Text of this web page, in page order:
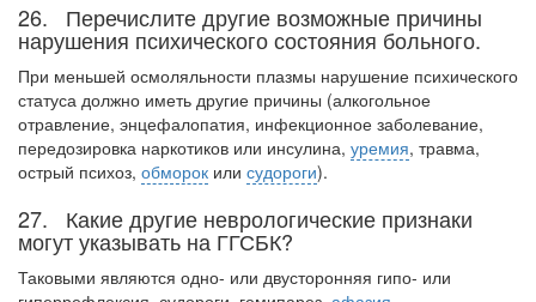
26. Перечислите другие возможные причины
нарушения психического состояния больного.
При меньшей осмоляльности плазмы нарушение психического
статуса должно иметь другие причины (алкогольное
отравление, энцефалопатия, инфекционное за­болевание,
передозировка наркотиков или инсулина, уремия, травма,
острый пси­хоз, обморок или судороги).
27. Какие другие неврологические признаки
могут указывать на ГГСБК?
Таковыми являются одно- или двусторонняя гипо- или